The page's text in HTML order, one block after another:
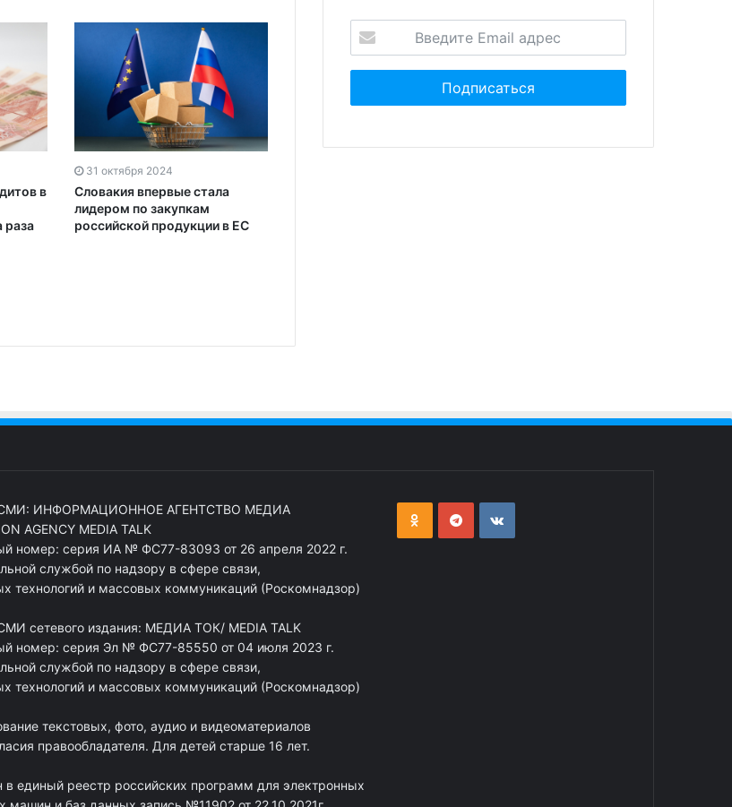
в
раза
31 октября 2024
Словакия впервые стала
лидером по закупкам
российской продукции в ЕС
СМИ: ИНФОРМАЦИОННОЕ АГЕНТСТВО МЕДИА
AGENCY MEDIA TALK
номер: серия ИА № ФС77-83093 от 26 апреля 2022 г.
службой по надзору в сфере связи,
технологий и массовых коммуникаций (Роскомнадзор)
сетевого издания: МЕДИА ТОК/ MEDIA TALK
номер: серия Эл № ФС77-85550 от 04 июля 2023 г.
службой по надзору в сфере связи,
технологий и массовых коммуникаций (Роскомнадзор)
текстовых, фото, аудио и видеоматериалов
правообладателя. Для детей старше 16 лет.
в единый реестр российских программ для электронных